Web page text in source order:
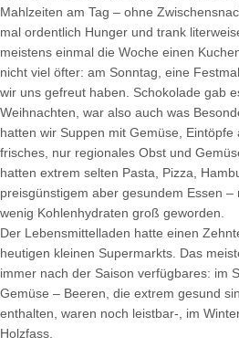
Mahlzeiten am Tag – ohne
mal ordentlich Hunger und trank
meistens einmal die Woche einen
nicht viel öfter: am Sonntag, eine
wir uns gefreut haben. Schokolade gab
Weihnachten, war also auch was
hatten wir Suppen mit Gemüse,
frisches, nur regionales Obst und
hatten extrem selten Pasta, Pizza,
preisgünstigem aber gesundem Essen –
wenig Kohlenhydraten groß geworden.
Der Lebensmittelladen hatte einen
heutigen kleinen Supermarkts. Das
immer nach der Saison verfügbares: im
Gemüse – Beeren, die extrem gesund
enthalten, waren noch leistbar-, im
Holzfass.